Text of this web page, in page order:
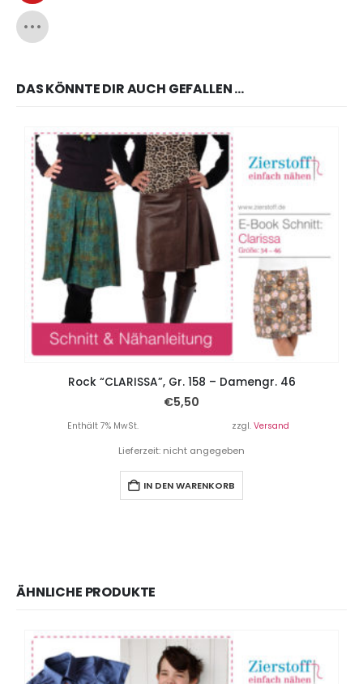
DAS KÖNNTE DIR AUCH GEFALLEN …
Rock “CLARISSA”, Gr. 158 – Damengr. 46
€5,50
Enthält 7% MwSt. zzgl. Versand
Lieferzeit: nicht angegeben
IN DEN WARENKORB
ÄHNLICHE PRODUKTE